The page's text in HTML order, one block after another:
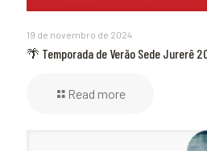
19 de novembro de 2024
🌴 Temporada de Verão Sede Jurerê
Read more